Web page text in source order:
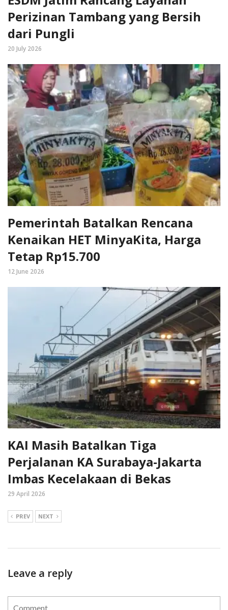
Perizinan Tambang yang Bersih
dari Pungli
20 July 2026
Pemerintah Batalkan Rencana
Kenaikan HET MinyaKita, Harga
Tetap Rp15.700
12 June 2026
KAI Masih Batalkan Tiga
Perjalanan KA Surabaya-Jakarta
Imbas Kecelakaan di Bekas
29 April 2026
PREV NEXT
Leave a reply